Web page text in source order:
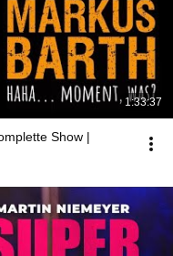
1:33:37
Show |